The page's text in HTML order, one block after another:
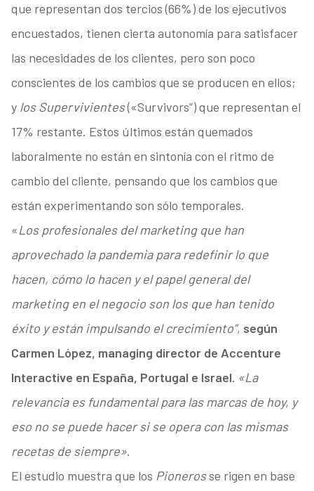
que representan dos tercios (66%) de los ejecutivos
encuestados, tienen cierta autonomía para satisfacer
las necesidades de los clientes, pero son poco
conscientes de los cambios que se producen en ellos;
y los Supervivientes(«Survivors”) que representan el
17% restante. Estos últimos están quemados
laboralmente no están en sintonía con el ritmo de
cambio del cliente, pensando que los cambios que
están experimentando son sólo temporales.
«Los profesionales del marketing que han
aprovechado la pandemia para redefinir lo que
hacen, cómo lo hacen y el papel general del
marketing en el negocio son los que han tenido
éxito y están impulsando el crecimiento”, según
Carmen López, managing director de Accenture
Interactive en España, Portugal e Israel. «La
relevancia es fundamental para las marcas de hoy, y
eso no se puede hacer si se opera con las mismas
recetas de siempre».
El estudio muestra que los Pionerosse rigen en base